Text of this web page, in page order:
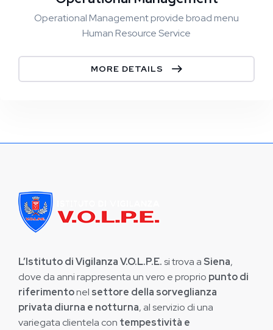
Operational Management provide broad menu
Human Resource Service
MORE DETAILS
L’Istituto di Vigilanza V.O.L.P.E.si trova aSiena,
dove da anni rappresenta un vero e proprio punto di
riferimentonel settore della sorveglianza
privata diurna e notturna, al servizio di una
variegata clientela con tempestività e